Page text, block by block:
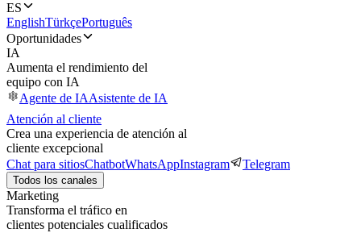
ES
EnglishTürkçePortuguês
Oportunidades
IA
Aumenta el rendimiento del
equipo con IA
Agente de IAAsistente de IA
Atención al cliente
Crea una experiencia de atención al
cliente excepcional
Chat para sitiosChatbotWhatsAppInstagram Telegram
Todos los canales
Marketing
Transforma el tráfico en
clientes potenciales cualificados